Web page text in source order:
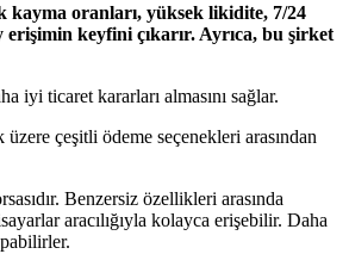
kayma oranları, yüksek likidite, 7/24
keyfini çıkarır. Ayrıca, bu şirket
iyi ticaret kararları almasını sağlar.
çeşitli ödeme seçenekleri arasından
Benzersiz özellikleri arasında
aracılığıyla kolayca erişebilir. Daha